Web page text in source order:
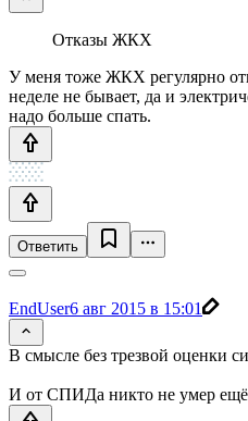
Отказы ЖКХ
У меня тоже ЖКХ регулярно
неделе не бывает, да и
надо больше спать.
Ответить
EndUser6 авг 2015 в 15:01
В смысле без трезвой оценки
И от СПИДа никто не умер